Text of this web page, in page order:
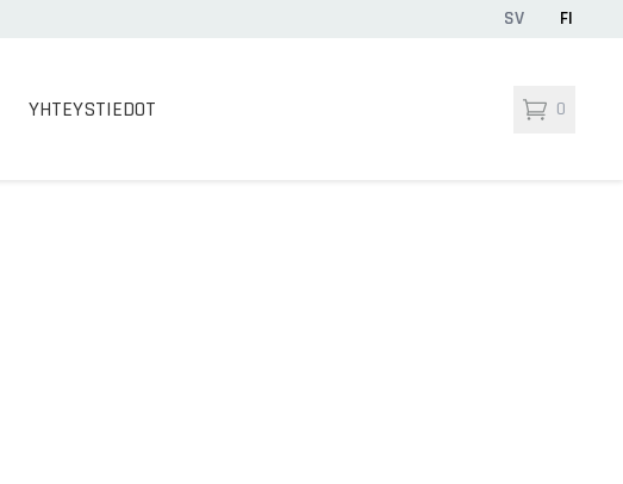
SV FI
YHTEYSTIEDOT 0